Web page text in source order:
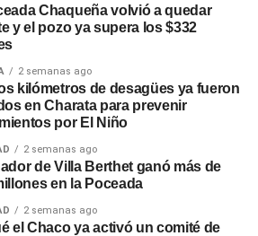
Chaqueña volvió a quedar
y el pozo ya supera los $332
2 semanas ago
kilómetros de desagües ya fueron
en Charata para prevenir
por El Niño
2 semanas ago
de Villa Berthet ganó más de
en la Poceada
2 semanas ago
el Chaco ya activó un comité de